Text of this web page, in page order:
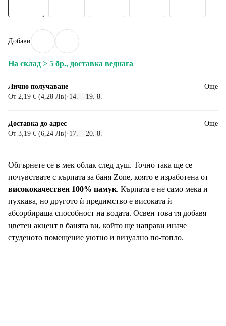
Добави
На склад > 5 бр., доставка веднага
Лично получаване
От 2,19 € (4,28 Лв)· 14. – 19. 8.
Още
Доставка до адрес
От 3,19 € (6,24 Лв)· 17. – 20. 8.
Още
Обгърнете се в мек облак след душ. Точно така ще се
почувствате с кърпата за баня Zone, която е изработена от
висококачествен 100% памук. Кърпата е не само мека и
пухкава, но другото ѝ предимство е високата ѝ
абсорбираща способност на водата. Освен това тя добавя
цветен акцент в банята ви, който ще направи иначе
студеното помещение уютно и визуално по-топло.